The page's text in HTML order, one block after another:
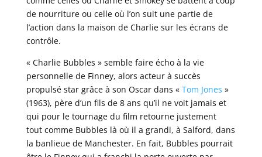
de nourriture ou celle où l’on suit une partie de
l’action dans la maison de Charlie sur les écrans de
contrôle.
« Charlie Bubbles » semble faire écho à la vie
personnelle de Finney, alors acteur à succès
propulsé star grâce à son Oscar dans « Tom Jones »
(1963), père d’un fils de 8 ans qu’il ne voit jamais et
qui pour le tournage du film retourne justement
tout comme Bubbles là où il a grandi, à Salford, dans
la banlieue de Manchester. En fait, Bubbles pourrait